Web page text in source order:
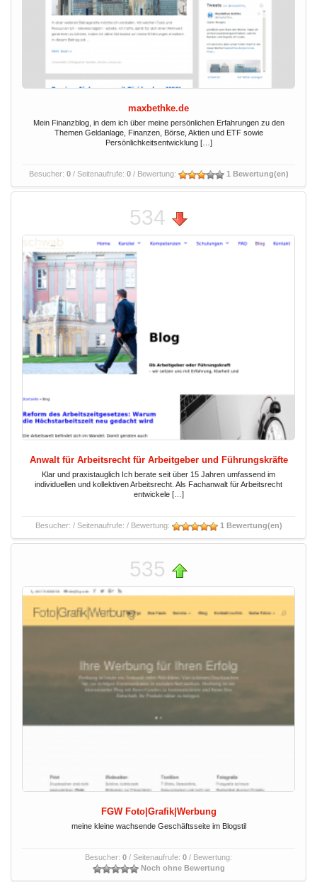
maxbethke.de
Mein Finanzblog, in dem ich über meine persönlichen Erfahrungen zu den
Themen Geldanlage, Finanzen, Börse, Aktien und ETF sowie
Persönlichkeitsentwicklung […]
Besucher: 0/ Seitenaufrufe: 0/ Bewertung: 1 Bewertung(en)
534
Anwalt für Arbeitsrecht für Arbeitgeber und Führungskräfte
Klar und praxistauglich Ich berate seit über 15 Jahren umfassend im
individuellen und kollektiven Arbeitsrecht. Als Fachanwalt für Arbeitsrecht
entwickele […]
Besucher: / Seitenaufrufe: / Bewertung: 1 Bewertung(en)
535
FGW Foto|Grafik|Werbung
meine kleine wachsende Geschäftsseite im Blogstil
Besucher: 0 / Seitenaufrufe: 0 / Bewertung:
Noch ohne Bewertung